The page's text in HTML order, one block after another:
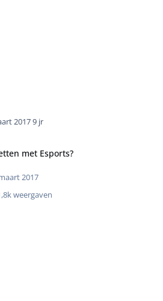
20179 jr
met Esports?
2017
weergaven